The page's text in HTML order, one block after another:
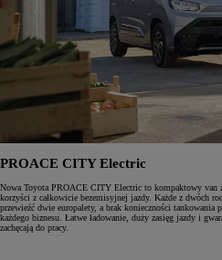
PROACE CITY Electric
Nowa Toyota PROACE CITY Electric to kompaktowy van
korzyści z całkowicie bezemisyjnej jazdy. Każde z dwóch
przewieźć dwie europalety, a brak konieczności
każdego biznesu. Łatwe ładowanie, duży zasięg jazdy i
zachęcają do pracy.